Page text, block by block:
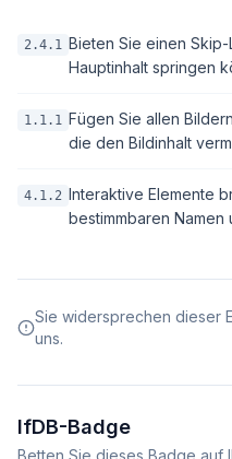
2.4.1 Bieten Sie einen
Hauptinhalt springen
1.1.1 Fügen Sie allen
die den Bildinhalt
4.1.2 Interaktive Elemente
bestimmbaren Namen
Sie widersprechen dieser
uns.
IfDB-Badge
Betten Sie dieses Badge auf